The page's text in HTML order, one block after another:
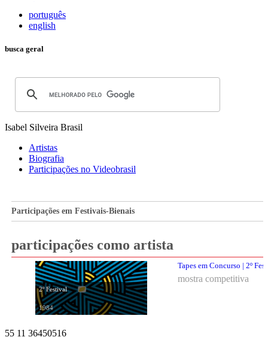
português
english
busca geral
Isabel Silveira Brasil
Artistas
Biografia
Participações no Videobrasil
Participações em Festivais-Bienais
participações como artista
2º Festival
1984
Tapes em Concurso | 2º
mostra competitiva
55 11 36450516